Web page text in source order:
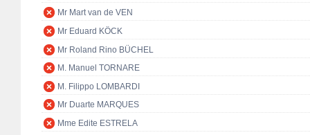
Mr Mart van de VEN
Mr Eduard KÖCK
Mr Roland Rino BÜCHEL
M. Manuel TORNARE
M. Filippo LOMBARDI
Mr Duarte MARQUES
Mme Edite ESTRELA